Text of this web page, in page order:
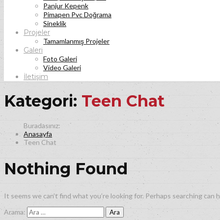
Panjur Kepenk
Pimapen Pvc Doğrama
Sineklik
Projeler
Tamamlanmış Projeler
Galeri
Foto Galeri
Video Galeri
İletişim
Kategori: Teen Chat
Anasayfa
Teen Chat
Nothing Found
It seems we can’t find what you’re looking for. Perhaps searching can
Arama: